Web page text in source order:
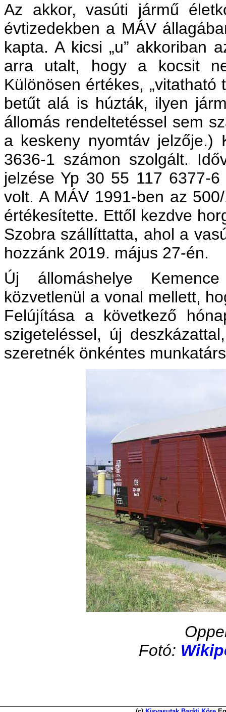
Az akkor, vasúti jármű
évtizedekben a MÁV
kapta. A kicsi „u” akkoriban
arra utalt, hogy a kocsit
Különösen értékes, „vitatható
betűt alá is húzták, ilyen
állomás rendeltetéssel sem
a keskeny nyomtáv
3636-1 számon szolgált.
jelzése Yp 30 55 117 6377-
volt. A MÁV 1991-ben az
értékesítette. Ettől kezdve
Szobra szállíttatta, ahol a
hozzánk 2019. május 27-én.
Új állomáshelye
közvetlenül a vonal mellett,
Felújítása a következő
szigeteléssel, új
szeretnék önkéntes
Fotó: